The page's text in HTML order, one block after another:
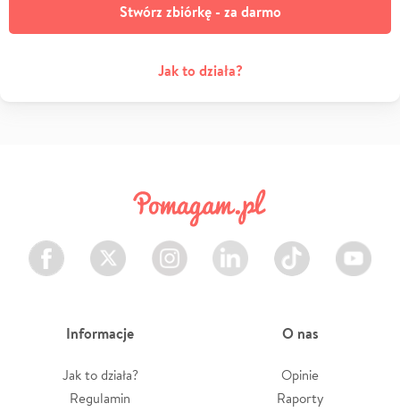
Stwórz zbiórkę - za darmo
Jak to działa?
Facebook Twitter Instagram LinkedIn TikTok Youtube
Informacje
Jak to działa?
Regulamin
O nas
Opinie
Raporty